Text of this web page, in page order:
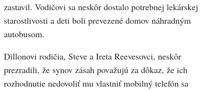
zastavil. Vodičovi sa neskôr dostalo potrebnej lekárskej
starostlivosti a deti boli prevezené domov náhradným
autobusom.
Dillonovi rodičia, Steve a Ireta Reevesovci, neskôr
prezradili, že synov zásah považujú za dôkaz, že ich
rozhodnutie nedovoliť mu vlastniť mobilný telefón sa